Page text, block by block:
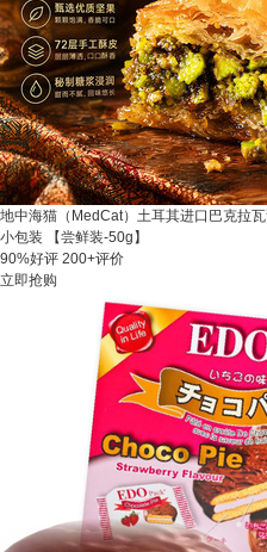
地中海猫（MedCat）土耳其进口巴克拉
小包装 【尝鲜装-50g】
90%好评 200+评价
立即抢购